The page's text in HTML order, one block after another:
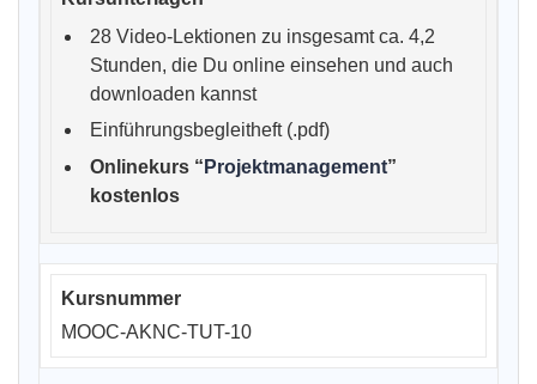
28 Video-Lektionen zu insgesamt ca. 4,2
Stunden, die Du online einsehen und auch
downloaden kannst
Einführungsbegleitheft (.pdf)
Onlinekurs “ Projektmanagement”
kostenlos
MOOC-AKNC-TUT-10